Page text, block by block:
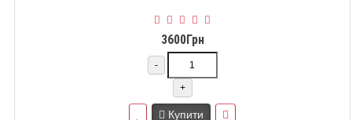
3600Грн
-
+
Купити